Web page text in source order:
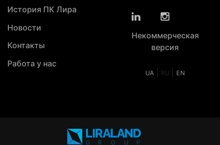
История ПК Лира
Новости
Контакты
Работа у нас
Некоммерческая
версия
UA RU EN